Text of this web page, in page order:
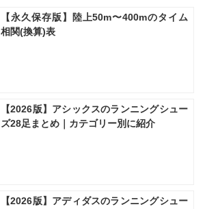
【永久保存版】陸上50m〜400mのタイム
相関(換算)表
【2026版】アシックスのランニングシュー
ズ28足まとめ｜カテゴリー別に紹介
【2026版】アディダスのランニングシュー